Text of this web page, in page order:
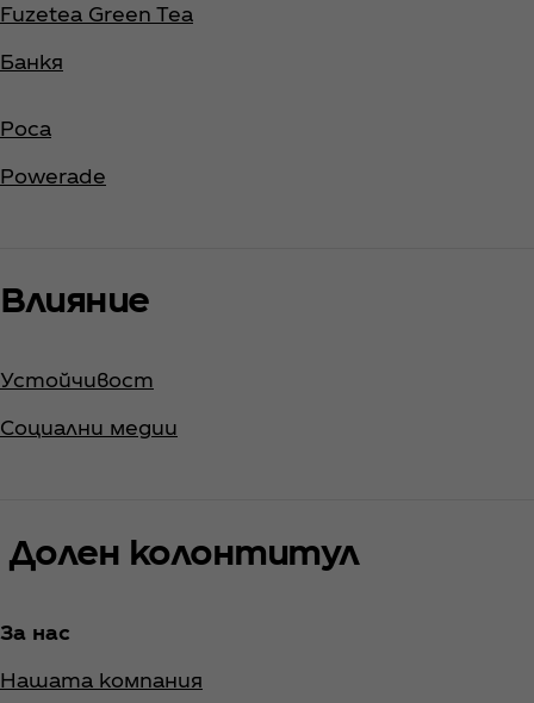
Fuzetea Green Tea
Банкя
Poca
Powerade
Влияние
Устойчивост
Социални медии
Долен колонтитул
За нас
Нашата компания